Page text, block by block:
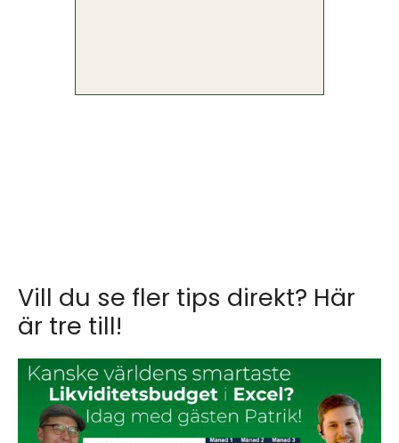
Vill du se fler tips direkt? Här
är tre till!